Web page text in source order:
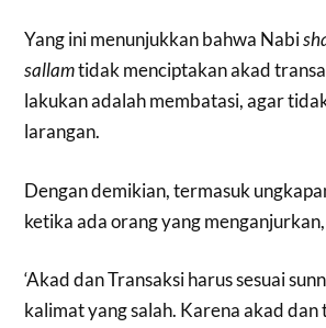
Yang ini menunjukkan bahwa Nabi
sallamtidak menciptakan akad
lakukan adalah membatasi, agar
larangan.
Dengan demikian, termasuk
ketika ada orang yang menganjurkan,
‘Akad dan Transaksi harus sesuai
kalimat yang salah. Karena akad dan